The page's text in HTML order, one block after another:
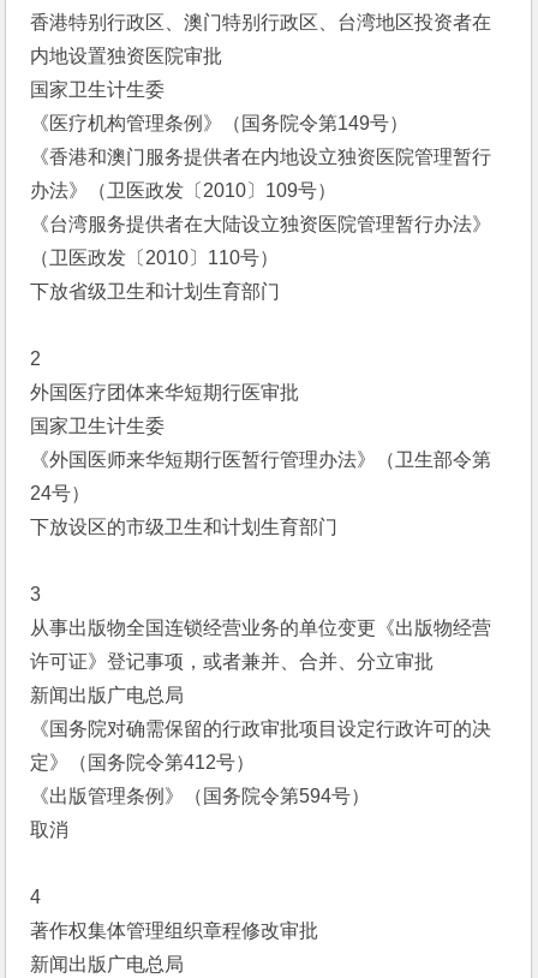
香港特别行政区、澳门特别行政区、台湾地区投资者在
内地设置独资医院审批
国家卫生计生委
《医疗机构管理条例》（国务院令第149号）
《香港和澳门服务提供者在内地设立独资医院管理暂行
办法》（卫医政发〔2010〕109号）
《台湾服务提供者在大陆设立独资医院管理暂行办法》
（卫医政发〔2010〕110号）
下放省级卫生和计划生育部门
2
外国医疗团体来华短期行医审批
国家卫生计生委
《外国医师来华短期行医暂行管理办法》（卫生部令第
24号）
下放设区的市级卫生和计划生育部门
3
从事出版物全国连锁经营业务的单位变更《出版物经营
许可证》登记事项，或者兼并、合并、分立审批
新闻出版广电总局
《国务院对确需保留的行政审批项目设定行政许可的决
定》（国务院令第412号）
《出版管理条例》（国务院令第594号）
取消
4
著作权集体管理组织章程修改审批
新闻出版广电总局